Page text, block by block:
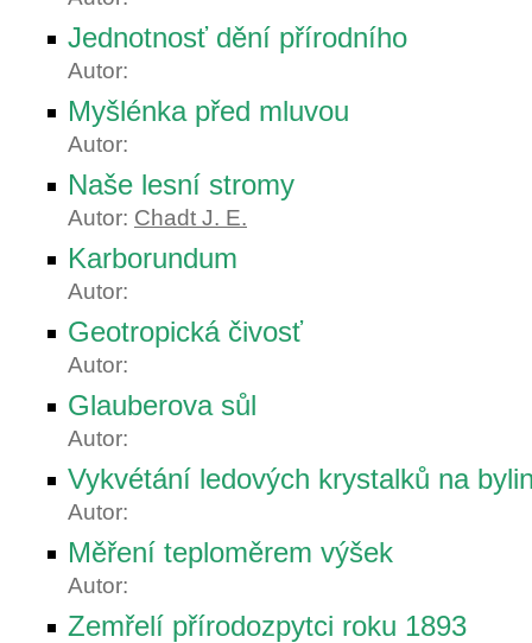
Jednotnosť dění přírodního
Autor:
Myšlénka před mluvou
Autor:
Naše lesní stromy
Autor: Chadt J. E.
Karborundum
Autor:
Geotropická čivosť
Autor:
Glauberova sůl
Autor:
Vykvétání ledových krystalků na
Autor:
Měření teploměrem výšek
Autor:
Zemřelí přírodozpytci roku 1893